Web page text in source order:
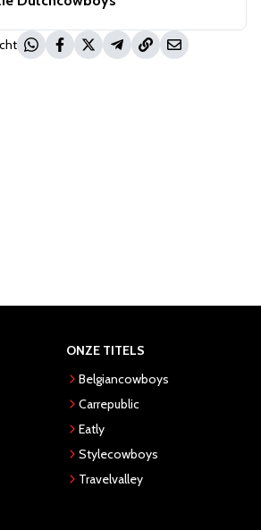
ONZE TITELS
Belgiancowboys
Carrepublic
Eatly
Stylecowboys
Travelvalley